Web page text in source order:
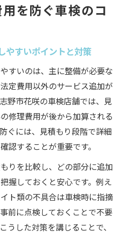
を防ぐ車検のコ
やすいポイントと対策
すいのは、主に整備が必要な
定費用以外のサービス追加が
野市花咲の車検店舗では、見
修理費用が後から加算される
ぐには、見積もり段階で詳細
認することが重要です。
りを比較し、どの部分に追加
握しておくと安心です。例え
ト類の不具合は車検時に指摘
前に点検しておくことで不要
うした対策を講じることで、